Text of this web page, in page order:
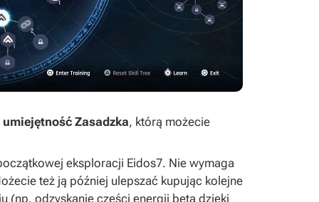
umiejętność Zasadzka, którą możecie
eksploracji Eidos7. Nie wymaga
też ją później ulepszać kupując kolejne
(np. odzyskanie części energii beta dzięki